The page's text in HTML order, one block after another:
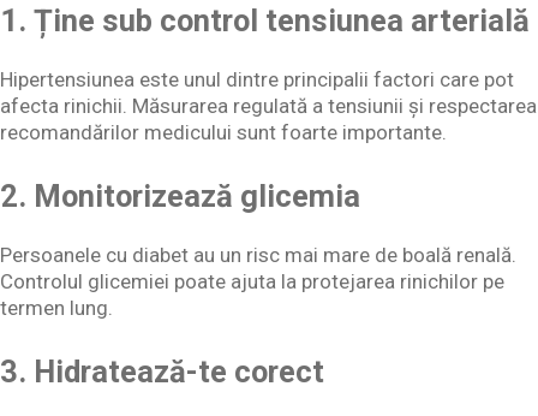
1. Ține sub control tensiunea arterială
Hipertensiunea este unul dintre principalii factori care pot
afecta rinichii. Măsurarea regulată a tensiunii și respectarea
recomandărilor medicului sunt foarte importante.
2. Monitorizează glicemia
Persoanele cu diabet au un risc mai mare de boală renală.
Controlul glicemiei poate ajuta la protejarea rinichilor pe
termen lung.
3. Hidratează-te corect